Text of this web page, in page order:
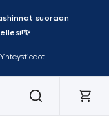
suoraan
Yhteystiedot